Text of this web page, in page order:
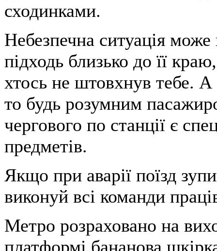
сходинками.
Небезпечна ситуація
підходь близько до її
хтось не штовхнув тебе.
то будь розумним
чергового по станції є
предметів.
Якщо при аварії поїзд
виконуй всі команди
Метро розраховано на
платформі бананова